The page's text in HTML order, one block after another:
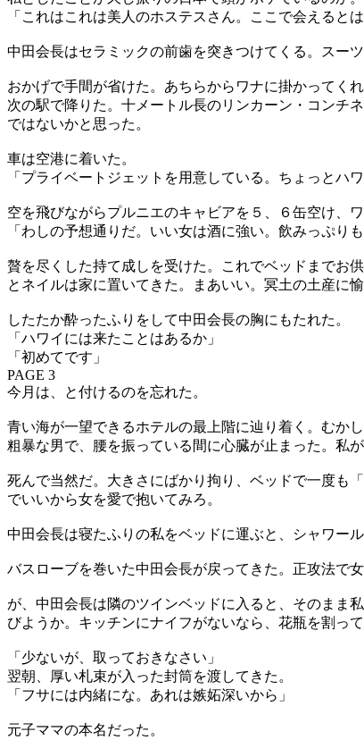
「これはこれは美人のホステスさん。ここで会えると
中田会長はセラミックの前歯を突きつけてくる。スー
おかげで手間が省けた。あちらからワナに掛かってく
次の駅で降りた。十メートル長のリンカーン・コンチ
ではないかと思った。
車は空港に着いた。
「プライベートジェットを用意している。ちょっとハ
空を飛びながらプルニエのキャビアを５、６缶空け、
「わしの予想通りだ。いい女は酒に強い。飲みっぷりも
贅を尽くした持て成しを受けた。これでベッドまでお
とネイルは家に置いてきた。まあいい。冥土の土産に
したたか酔ったふりをして中田会長の胸にもたれた。
「ハワイには来たことはあるか」
「初めてです」
PAGE 3
今月は、と付けるのを忘れた。
青い海が一望できるホテルの最上階に辿り着く。むか
粗暴な男で、腰を振っている間に心臓が止まった。私
死んで当然だ。大きさにばかり拘り、ベッドで一度も
でいいから女を愛で抱いてみろ。
中田会長は寝たふりの私をベッドに運ぶと、シャワー
バスローブを巻いた中田会長が戻ってきた。正攻法で
が、中田会長は隣のツインベッドに入ると、そのまま
びようか。キッチンにナイフがないなら、花瓶を割っ
「少ないが、取っておきなさい」
翌朝、厚い札束が入った封筒を渡してきた。
「フサには内緒にな。あれは嫉妬深いから」
元子ママの本名だった。